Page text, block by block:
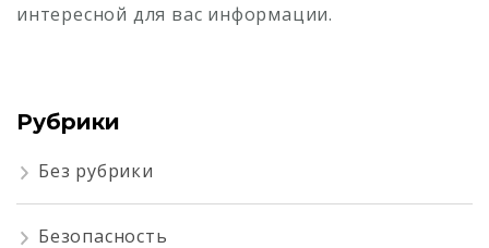
интересной для вас информации.
Рубрики
Без рубрики
Безопасность